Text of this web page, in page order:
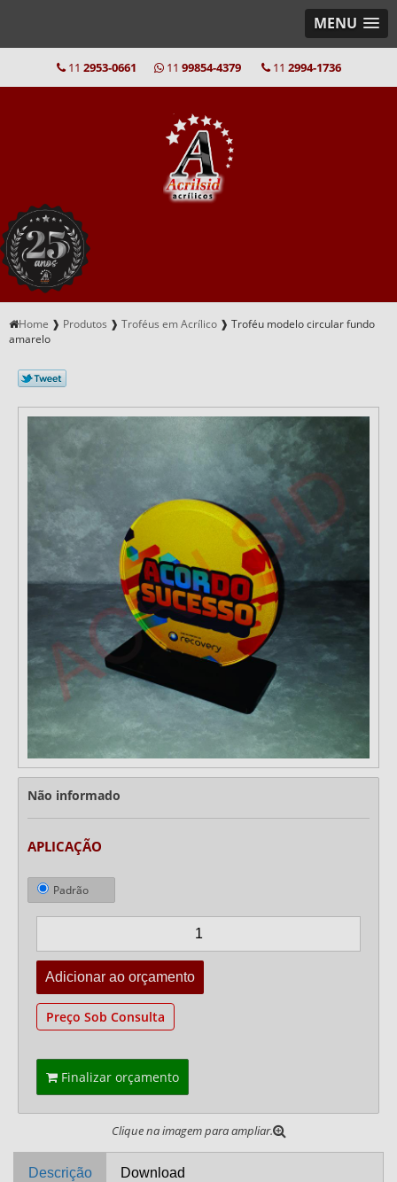
MENU
11 2953-0661 11 99854-4379 11 2994-1736
Home ❱ Produtos ❱ Troféus em Acrílico ❱ Troféu modelo circular fundo
amarelo
Não informado
APLICAÇÃO
Padrão
Preço Sob Consulta
Finalizar orçamento
Clique na imagem para ampliar.
Descrição Download